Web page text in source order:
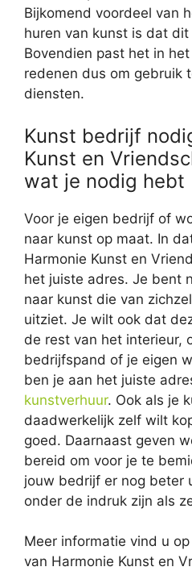
Bijkomend voordeel van
huren van kunst is dat
Bovendien past het in
redenen dus om gebruik
diensten.
Kunst bedrijf
Kunst en
wat je nodig hebt
Voor je eigen bedrijf of
naar kunst op maat. In
Harmonie Kunst en
het juiste adres. Je bent
naar kunst die van
uitziet. Je wilt ook dat
de rest van het interieur,
bedrijfspand of je eigen
ben je aan het juiste
kunstverhuur. Ook als je
daadwerkelijk zelf wilt
goed. Daarnaast geven
bereid om voor je te
jouw bedrijf er nog beter
onder de indruk zijn als
Meer informatie vind u
van Harmonie Kunst en